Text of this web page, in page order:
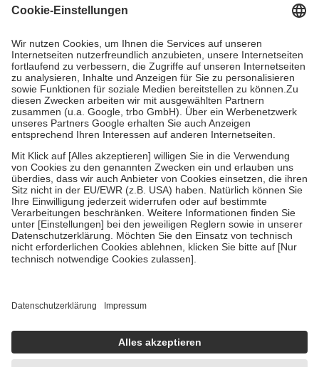
Grundsätzlich leisten Mitglieder Zuzahlungen in Höhe von zehn
höchstens zehn Euro.
Es sind jedoch nie mehr als die tatsächlichen
Kosten der Leistung zu entrichten.
Diese Regeln gelten grundsätzlich auch für Online-Apotheken.
Bei Heilmitteln und häuslicher Krankenpflege beträgt die
Zuzahlung zehn Prozent der Kosten sowie zehn Euro je
Verordnung.
Um das Engagement der Versicherten für ihre eigene Gesundheit zu
stärken und die besondere Stellung der Familie zu unterstützen,
fallenkeine Zuzahlungenan bei:
• Kindern und Jugendlichen bis zum vollendeten 18. Lebensjahr
mit Ausnahme der Fahrkosten
• Untersuchungen zur Vorsorge und Früherkennung, die von der
GKV getragen werden
• empfohlenen Schutzimpfungen
• Harn- und Blutteststreifen
getroffen, um sicherzustellen, dass es sich um echte Bewertungen
https://help.etrusted.com/hc/de/articles/4419944605341
Einige Bilder und Inhalte wurden unter Zuhilfenahme künstlicher